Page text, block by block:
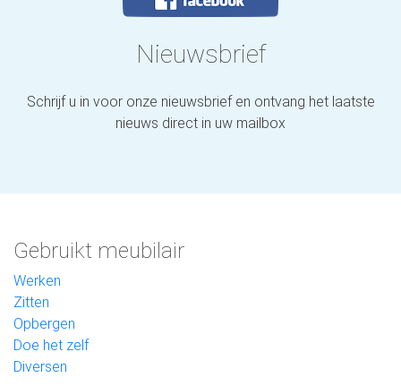
Nieuwsbrief
Schrijf u in voor onze nieuwsbrief en ontvang het laatste
nieuws direct in uw mailbox
Gebruikt meubilair
Werken
Zitten
Opbergen
Doe het zelf
Diversen